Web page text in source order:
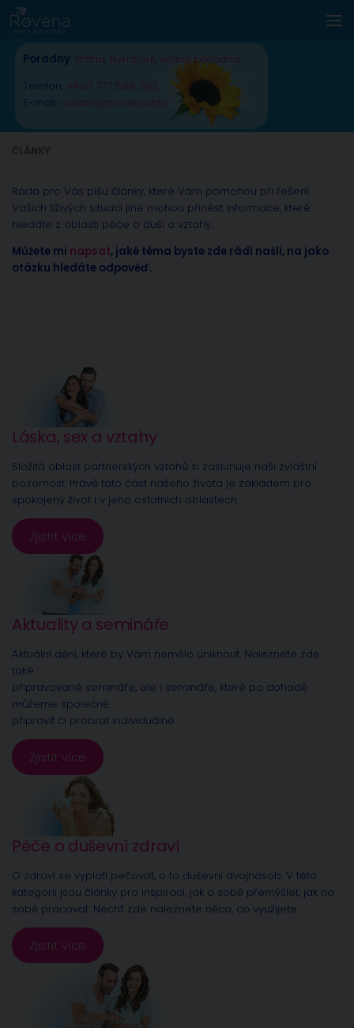
Skip to content
Poradny Praha Nymburk online poradna
Telefon: +420 777 588 352
E-mail: radana@rovena.info
Ráda pro Vás píšu články, které Vám pomohou při řešení
Vašich tíživých situací jiné mohou přinést informace, které
hledáte z oblasti péče o duši a vztahy.
Můžete mi napsat, jaké téma byste zde rádi našli, na jako
otázku hledáte odpověď.
Láska, sex a vztahy
Složitá oblast partnerských vztahů si zasluhuje naši zvláštní
pozornost. Právě tato část našeho života je základem pro
spokojený život i v jeho ostatních oblastech.
Zjistit více
Aktuality a semináře
Aktuální dění, které by Vám nemělo uniknout. Naleznete zde
také
připravované semináře, ale i semináře, které po dohodě
můžeme společně
připravit či probrat individuálně.
Zjistit více
Péče o duševní zdraví
O zdraví se vyplatí pečovat, o to duševní dvojnásob. V této
kategorii jsou články pro inspiraci, jak o sobě přemýšlet, jak na
sobě pracovat. Nechť zde naleznete něco, co využijete.
Zjistit více